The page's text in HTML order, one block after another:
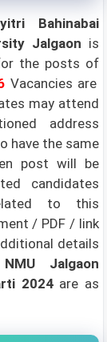
Bahinabai
Jalgaon is
the posts of
Vacancies are
may attend
address
have the same
post will be
candidates
to this
/ PDF / link
details
Jalgaon
2024are as